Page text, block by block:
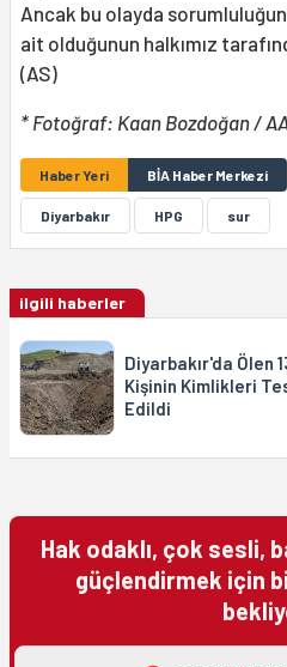
Ancak bu olayda
ait olduğunun halkımız
(AS)
* Fotoğraf: Kaan Bozdoğan /
Haber Yeri BİA Haber Merkezi
Diyarbakır HPG sur
ilgili haberler
Diyarbakır'da Ölen
Kişinin Kimlikleri
Edildi
Hak odaklı, çok sesli,
güçlendirmek için